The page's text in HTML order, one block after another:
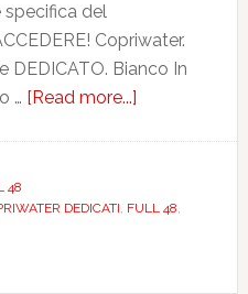
specifica del
Copriwater.
DEDICATO. Bianco In
… [Read more...]
BIANCO.
48
DEDICATI, FULL 48,